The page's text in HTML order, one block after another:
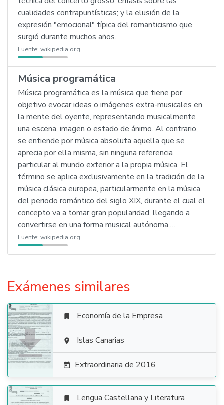
cualidades contrapuntísticas; y la elusión de la
expresión "emocional" típica del romanticismo que
surgió durante muchos años.
Fuente: wikipedia.org
Música programática
Música programática es la música que tiene por
objetivo evocar ideas o imágenes extra-musicales en
la mente del oyente, representando musicalmente
una escena, imagen o estado de ánimo. Al contrario,
se entiende por música absoluta aquella que se
aprecia por ella misma, sin ninguna referencia
particular al mundo exterior a la propia música. El
término se aplica exclusivamente en la tradición de la
música clásica europea, particularmente en la música
del periodo romántico del siglo XIX, durante el cual el
concepto va a tomar gran popularidad, llegando a
convertirse en una forma musical autónoma,…
Fuente: wikipedia.org
Exámenes similares

 Economía de la Empresa
 Islas Canarias
 Extraordinaria de 2016
 Lengua Castellana y Literatura